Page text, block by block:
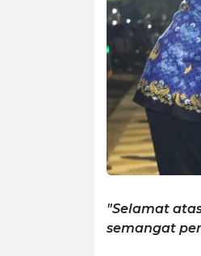
"Selamat
semangat